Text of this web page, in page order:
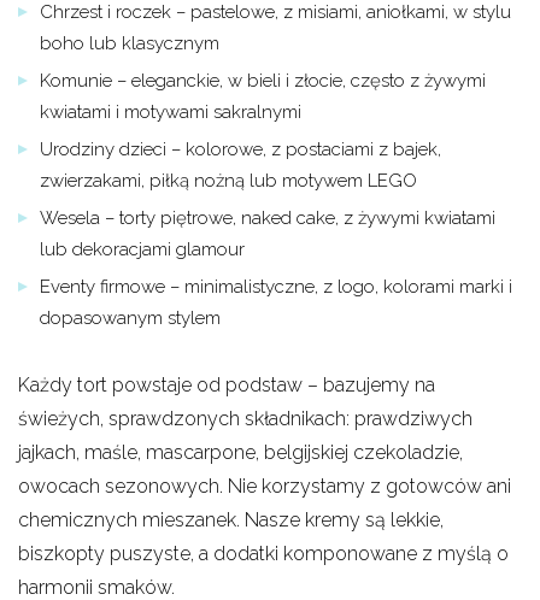
Chrzest i roczek – pastelowe, z misiami, aniołkami, w stylu
boho lub klasycznym
Komunie – eleganckie, w bieli i złocie, często z żywymi
kwiatami i motywami sakralnymi
Urodziny dzieci – kolorowe, z postaciami z bajek,
zwierzakami, piłką nożną lub motywem LEGO
Wesela – torty piętrowe, naked cake, z żywymi kwiatami
lub dekoracjami glamour
Eventy firmowe – minimalistyczne, z logo, kolorami marki i
dopasowanym stylem
Każdy tort powstaje od podstaw – bazujemy na
świeżych, sprawdzonych składnikach: prawdziwych
jajkach, maśle, mascarpone, belgijskiej czekoladzie,
owocach sezonowych. Nie korzystamy z gotowców ani
chemicznych mieszanek. Nasze kremy są lekkie,
biszkopty puszyste, a dodatki komponowane z myślą o
harmonii smaków.